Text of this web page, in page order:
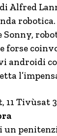
Alfred
robotica.
Sonny,
androidi
11 Tivùsat